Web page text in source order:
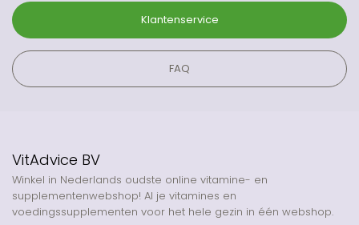
Klantenservice
FAQ
VitAdvice BV
Winkel in Nederlands oudste online vitamine- en
supplementenwebshop! Al je vitamines en
voedingssupplementen voor het hele gezin in één webshop.